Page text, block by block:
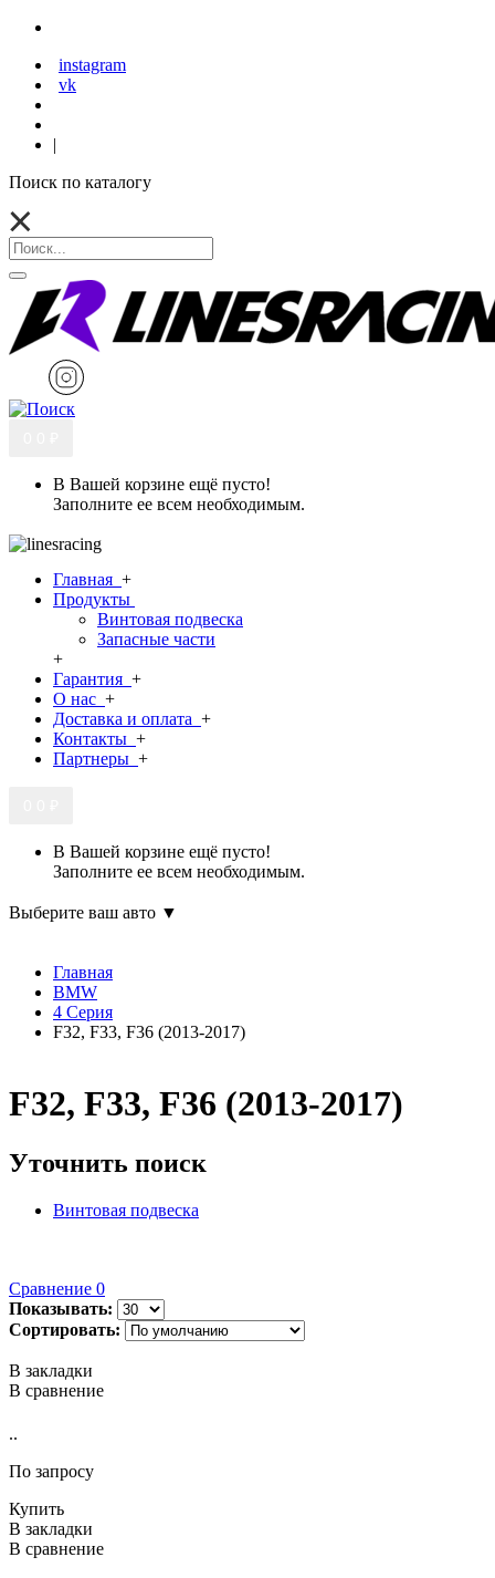
instagram
vk
|
Поиск по каталогу
В Вашей корзине ещё пусто!
Заполните ее всем необходимым.
Главная +
Продукты
Винтовая подвеска
Запасные части
+
Гарантия +
О нас +
Доставка и оплата +
Контакты +
Партнеры +
В Вашей корзине ещё пусто!
Заполните ее всем необходимым.
Выберите ваш авто ▼
Главная
BMW
4 Серия
F32, F33, F36 (2013-2017)
F32, F33, F36 (2013-2017)
Уточнить поиск
Винтовая подвеска
Сравнение 0
Показывать:
Сортировать:
В закладки
В сравнение
..
По запросу
Купить
В закладки
В сравнение